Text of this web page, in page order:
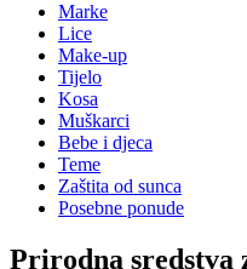
Marke
Lice
Make-up
Tijelo
Kosa
Muškarci
Bebe i djeca
Teme
Zaštita od sunca
Posebne ponude
Prirodna sredstva